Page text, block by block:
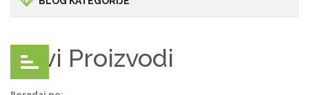
Novi Proizvodi